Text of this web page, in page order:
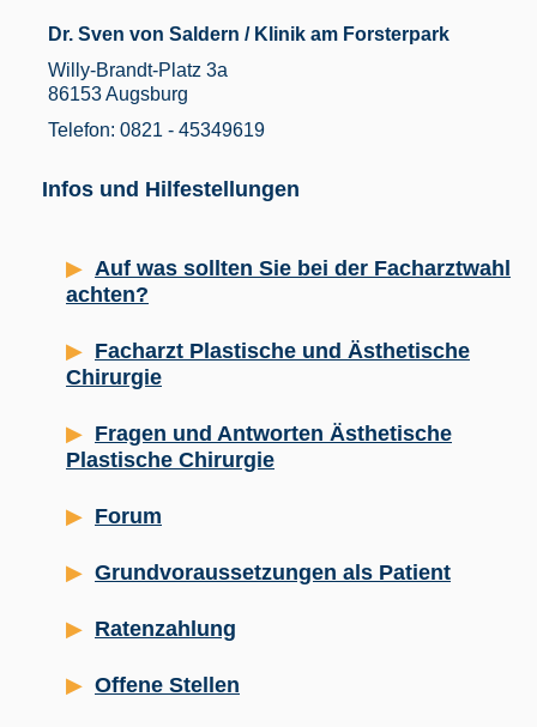
Dr. Sven von Saldern / Klinik am Forsterpark
Willy-Brandt-Platz 3a
86153 Augsburg
Telefon: 0821 - 45349619
Infos und Hilfestellungen
Auf was sollten Sie bei der Facharztwahl
achten?
Facharzt Plastische und Ästhetische
Chirurgie
Fragen und Antworten Ästhetische
Plastische Chirurgie
Forum
Grundvoraussetzungen als Patient
Ratenzahlung
Offene Stellen